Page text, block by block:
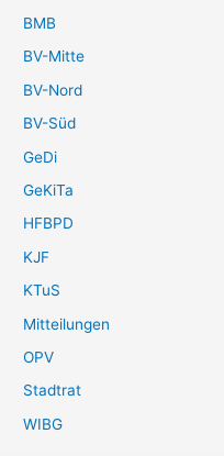
BMB
BV-Mitte
BV-Nord
BV-Süd
GeDi
GeKiTa
HFBPD
KJF
KTuS
Mitteilungen
OPV
Stadtrat
WIBG